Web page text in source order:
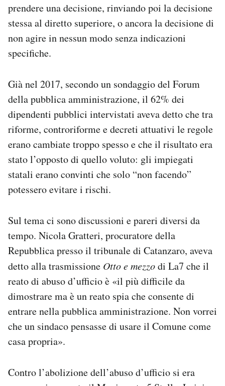
prendere una decisione, rinviando poi la decisione
stessa al diretto superiore, o ancora la decisione di
non agire in nessun modo senza indicazioni
specifiche.
Già nel 2017, secondo un sondaggio del Forum
della pubblica amministrazione, il 62% dei
dipendenti pubblici intervistati aveva detto che tra
riforme, controriforme e decreti attuativi le regole
erano cambiate troppo spesso e che il risultato era
stato l’opposto di quello voluto: gli impiegati
statali erano convinti che solo “non facendo”
potessero evitare i rischi.
Sul tema ci sono discussioni e pareri diversi da
tempo. Nicola Gratteri, procuratore della
Repubblica presso il tribunale di Catanzaro, aveva
detto alla trasmissione Otto e mezzodi La7 che il
reato di abuso d’ufficio è «il più difficile da
dimostrare ma è un reato spia che consente di
entrare nella pubblica amministrazione. Non vorrei
che un sindaco pensasse di usare il Comune come
casa propria».
Contro l’abolizione dell’abuso d’ufficio si era